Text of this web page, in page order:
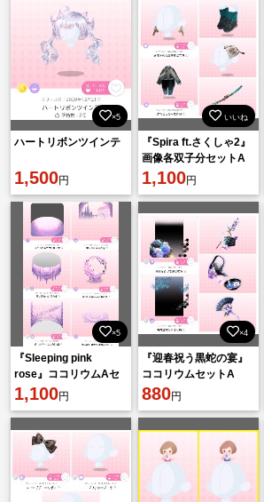
×5
ハートリボンツインテ
1,500円
いいね
『Spira ft.さくしゃ2』
画像各双子分セットA
1,100円
×5
『Sleeping pink
rose』ココリウムAセ
ット
1,100円
×4
『迎春祝う黒蛇の宴』
ココリウムセットA
880円